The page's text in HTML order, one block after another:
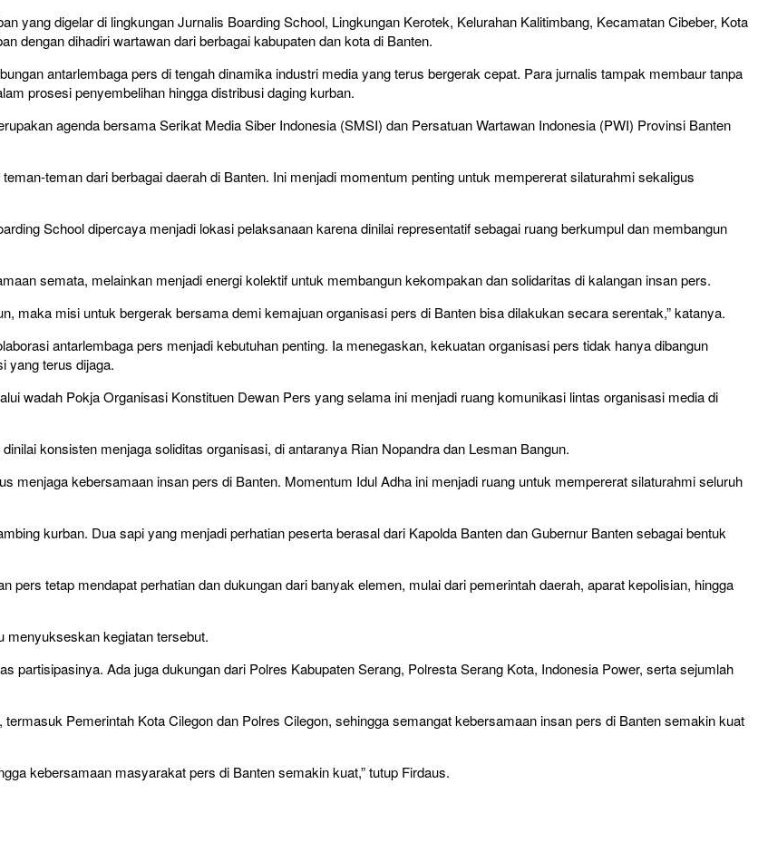
yang digelar di lingkungan Jurnalis Boarding School, Lingkungan Kerotek, Kelurahan Kalitimbang, Kecamatan Cibeber, Kota
dengan dihadiri wartawan dari berbagai kabupaten dan kota di Banten.
antarlembaga pers di tengah dinamika industri media yang terus bergerak cepat. Para jurnalis tampak membaur tanpa
prosesi penyembelihan hingga distribusi daging kurban.
agenda bersama Serikat Media Siber Indonesia (SMSI) dan Persatuan Wartawan Indonesia (PWI) Provinsi Banten
teman dari berbagai daerah di Banten. Ini menjadi momentum penting untuk mempererat silaturahmi sekaligus
School dipercaya menjadi lokasi pelaksanaan karena dinilai representatif sebagai ruang berkumpul dan membangun
semata, melainkan menjadi energi kolektif untuk membangun kekompakan dan solidaritas di kalangan insan pers.
maka misi untuk bergerak bersama demi kemajuan organisasi pers di Banten bisa dilakukan secara serentak,” katanya.
antarlembaga pers menjadi kebutuhan penting. Ia menegaskan, kekuatan organisasi pers tidak hanya dibangun
yang terus dijaga.
wadah Pokja Organisasi Konstituen Dewan Pers yang selama ini menjadi ruang komunikasi lintas organisasi media di
konsisten menjaga soliditas organisasi, di antaranya Rian Nopandra dan Lesman Bangun.
menjaga kebersamaan insan pers di Banten. Momentum Idul Adha ini menjadi ruang untuk mempererat silaturahmi seluruh
kurban. Dua sapi yang menjadi perhatian peserta berasal dari Kapolda Banten dan Gubernur Banten sebagai bentuk
pers tetap mendapat perhatian dan dukungan dari banyak elemen, mulai dari pemerintah daerah, aparat kepolisian, hingga
menyukseskan kegiatan tersebut.
partisipasinya. Ada juga dukungan dari Polres Kabupaten Serang, Polresta Serang Kota, Indonesia Power, serta sejumlah
Pemerintah Kota Cilegon dan Polres Cilegon, sehingga semangat kebersamaan insan pers di Banten semakin kuat
kebersamaan masyarakat pers di Banten semakin kuat,” tutup Firdaus.